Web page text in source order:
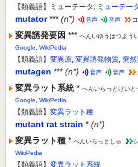
【類義語】ミューテータ, ミューテー
mutator *** (n*) 音声 音声
変異誘発要因 *** へんいゆうはつよう
Google
WikiPedia
【類義語】 変異原, 変異誘発物質, 突
mutagen *** (n*) 音声 音声
変異ラット系統 * へんいらっとけいと
Google
WikiPedia
【類義語】 変異ラット種
mutant rat strain * (n*)
変異ラット種 * へんいらっとしゅ
WikiPedia
【類義語】 変異ラット系統